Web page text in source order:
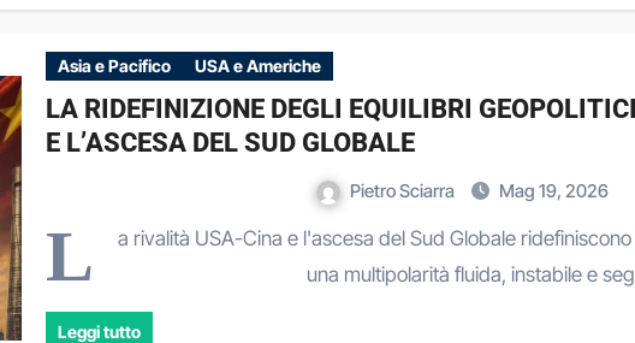
Asia e Pacifico USA e Americhe
LA RIDEFINIZIONE DEGLI EQUILIBRI
E L’ASCESA DEL SUD GLOBALE
Pietro Sciarra Mag 19, 2026
L
a rivalità USA-Cina e l'ascesa del Sud Globale
una multipolarità fluida, instabile e
Leggi tutto